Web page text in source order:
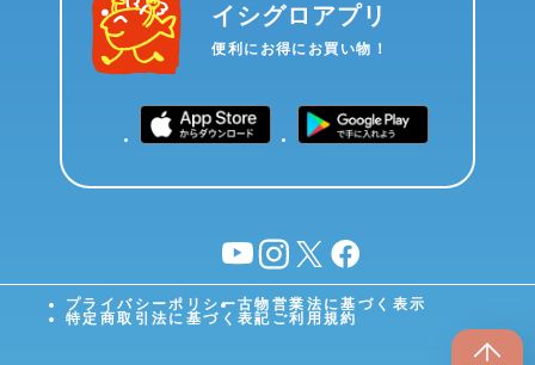
イシグロアプリ
便利にお得にお買い物！
YouTubeinstagram
X facebook
プライバシーポリシー古物営業法に基づく表示
特定商取引法に基づく表記 ご利用規約